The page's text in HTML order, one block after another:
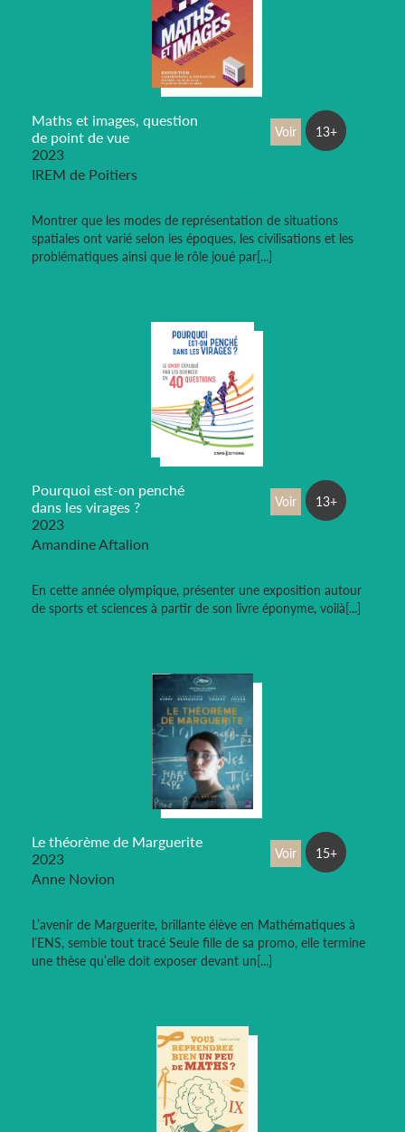
Maths et images, question
de point de vue
2023
IREM de Poitiers
Montrer que les modes de représentation de situations
spatiales ont varié selon les époques, les civilisations et les
problématiques ainsi que le rôle joué par[...]
Voir 13+
Pourquoi est-on penché
dans les virages ?
2023
Amandine Aftalion
En cette année olympique, présenter une exposition autour
de sports et sciences à partir de son livre éponyme, voilà[...]
Voir 13+
Le théorème de Marguerite
2023
Anne Novion
L’avenir de Marguerite, brillante élève en Mathématiques à
l’ENS, semble tout tracé Seule fille de sa promo, elle termine
une thèse qu’elle doit exposer devant un[...]
Voir 15+